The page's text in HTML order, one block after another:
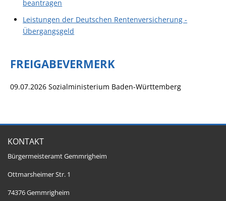
beantragen
Leistungen der Deutschen Rentenversicherung -
Übergangsgeld
FREIGABEVERMERK
09.07.2026 Sozialministerium Baden-Württemberg
KONTAKT
Bürgermeisteramt Gemmrigheim
Ottmarsheimer Str. 1
74376 Gemmrigheim